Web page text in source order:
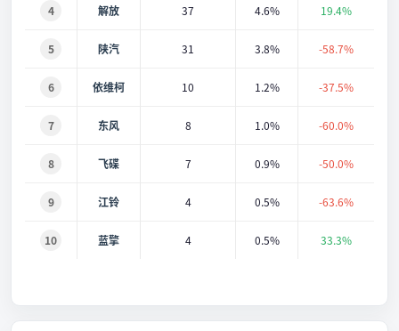
4 解放 37 4.6% 19.4%
5 陕汽 31 3.8% -58.7%
6 依维柯 10 1.2% -37.5%
7 东风 8 1.0% -60.0%
8 飞碟 7 0.9% -50.0%
9 江铃 4 0.5% -63.6%
10 蓝擎 4 0.5% 33.3%